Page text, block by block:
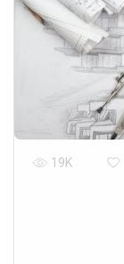
19K